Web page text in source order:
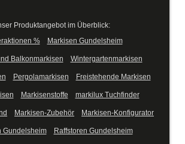
Produktangebot im Überblick:
%
Markisen Gundelsheim
Balkonmarkisen Wintergartenmarkisen
Pergolamarkisen Freistehende Markisen
Markisenstoffe markilux Tuchfinder
Markisen-Zubehör Markisen-Konfigurator
Gundelsheim Raffstoren Gundelsheim